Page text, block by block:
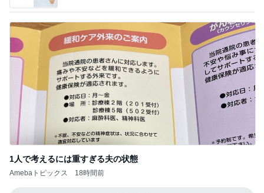
1人で考えるには重すぎる夫の状態
Amebaトピックス 18時間前